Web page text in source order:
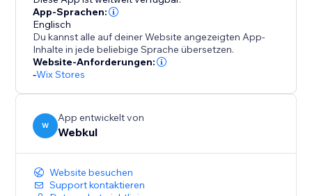
App-Sprachen:
Englisch
Du kannst alle auf deiner Website angezeigten App-
Inhalte in jede beliebige Sprache übersetzen.
Website-Anforderungen:
-Wix Stores
W
App entwickelt von
Webkul
Website besuchen
Support kontaktieren